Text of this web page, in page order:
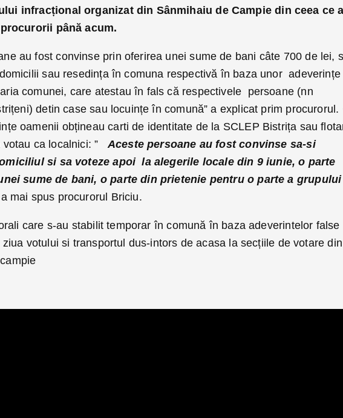
infracțional organizat din Sânmihaiu de Campie din ceea ce
până acum.
au fost convinse prin oferirea unei sume de bani câte 700 de lei,
sau resedința în comuna respectivă în baza unor adeverințe
comunei, care atestau în fals că respectivele persoane (nn
detin case sau locuințe în comună” a explicat prim procurorul.
oamenii obțineau carti de identitate de la SCLEP Bistrița sau
ca localnici: ” Aceste persoane au fost convinse sa-si
si sa voteze apoi la alegerile locale din 9 iunie, o parte
sume de bani, o parte din prietenie pentru o parte a grupului
mai spus procurorul Briciu.
care s-au stabilit temporar în comună în baza adeverintelor false
votului si transportul dus-intors de acasa la secțiile de votare din